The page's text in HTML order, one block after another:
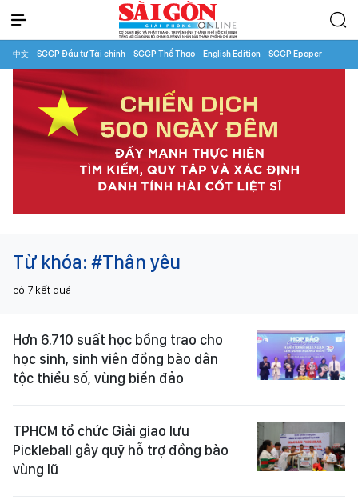
中文 SGGP Đầu tư Tài chính SGGP Thể Thao English Edition SGGP Epaper
Từ khóa: #Thân yêu
có 7 kết quả
Hơn 6.710 suất học bổng trao cho
học sinh, sinh viên đồng bào dân
tộc thiểu số, vùng biển đảo
TPHCM tổ chức Giải giao lưu
Pickleball gây quỹ hỗ trợ đồng bào
vùng lũ